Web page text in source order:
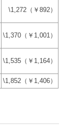
\1,272（￥892）
\1,370（￥1,001）
\1,535（￥1,164）
\1,852（￥1,406）